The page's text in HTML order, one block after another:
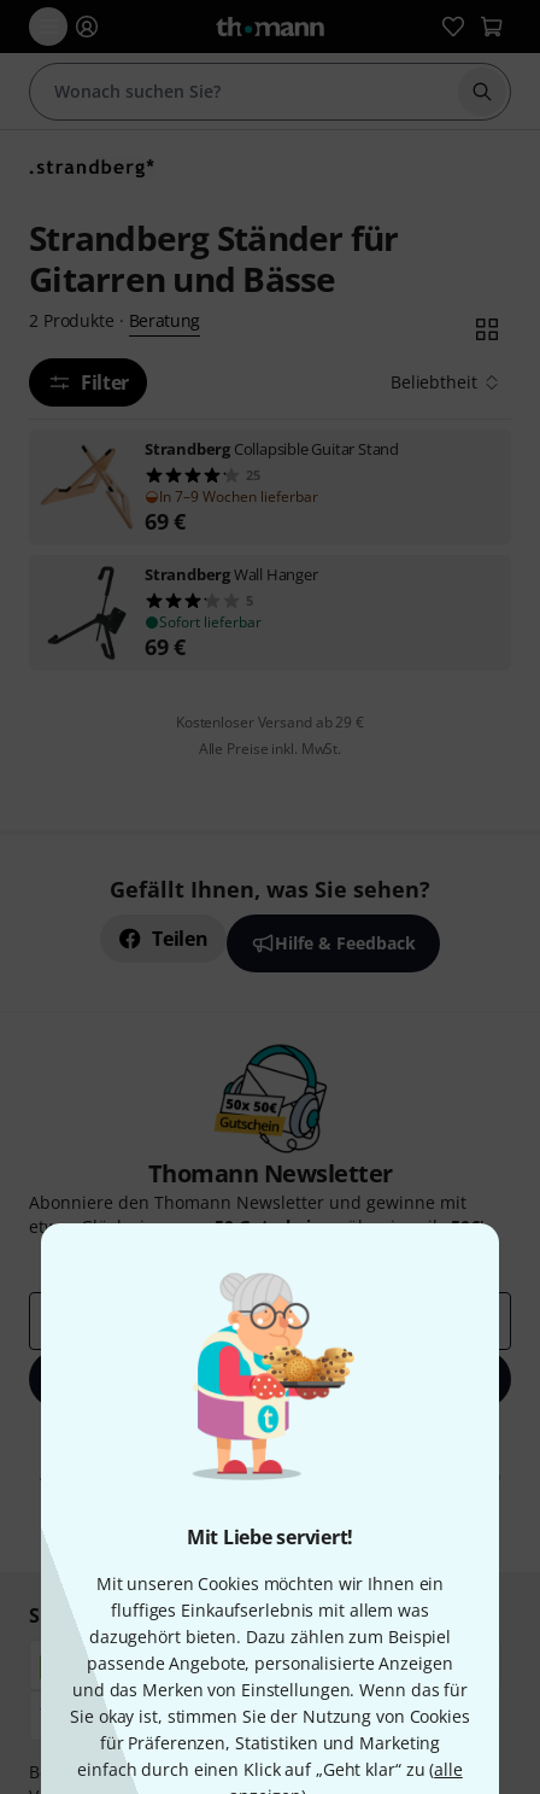
Mit Liebe serviert!
Mit unseren Cookies möchten wir Ihnen ein
fluffiges Einkaufserlebnis mit allem was
dazugehört bieten. Dazu zählen zum Beispiel
passende Angebote, personalisierte Anzeigen
und das Merken von Einstellungen. Wenn das für
Sie okay ist, stimmen Sie der Nutzung von Cookies
für Präferenzen, Statistiken und Marketing
einfach durch einen Klick auf „Geht klar“ zu (alle
Suche
Strandberg Ständer für
Gitarren und Bässe
2 Produkte · Beratung
Filter Beliebtheit
Strandberg Collapsible Guitar Stand
25
In 7–9 Wochen lieferbar
69€
StrandbergWall Hanger
5
Sofort lieferbar
69€
Kostenloser Versand ab 29 €
Alle Preise inkl. MwSt.
Gefällt Ihnen, was Sie sehen?
Teilen Hilfe & Feedback
Thomann Newsletter
Abonniere den Thomann Newsletter und gewinne mit
etwas Glück einen von50 Gutscheinenüber jeweils50€!
Jetzt anmelden
Mit Klick auf „Jetzt anmelden“ stimmen Sie dem Erhalt von E-Mail-
Werbung und einer Messung des E-Mail-Nutzungsverhaltens zu. Die
Abmeldung ist jederzeit möglich. Weitere Informationen finden Sie in
* Pflichtfeld
Sicher einkaufen & bezahlen
Bezahlen Sie vertraulich und sicher per Nachnahme,